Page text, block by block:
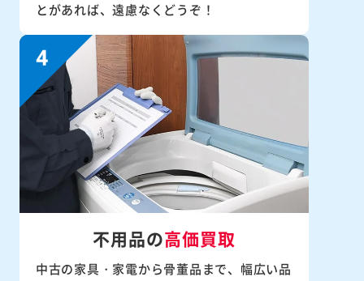
とがあれば、遠慮なくどうぞ！
不用品の高価買取
中古の家具・家電から骨董品まで、幅広い品